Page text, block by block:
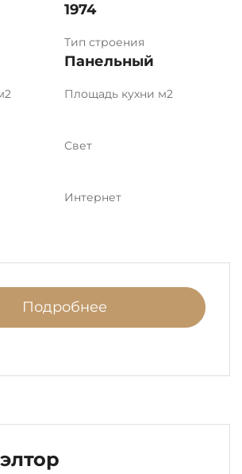
1974
Тип строения
Панельный
Площадь кухни м2
Свет
Интернет
Подробнее